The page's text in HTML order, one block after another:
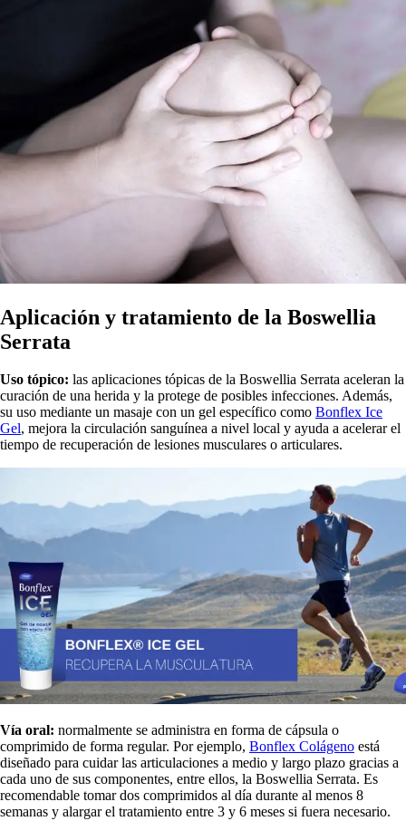
Aplicación y tratamiento de la Boswellia
Serrata
Uso tópico: las aplicaciones tópicas de la Boswellia Serrata aceleran la
curación de una herida y la protege de posibles infecciones. Además,
su uso mediante un masaje con un gel específico como Bonflex Ice
Gel, mejora la circulación sanguínea a nivel local y ayuda a acelerar el
tiempo de recuperación de lesiones musculares o articulares.
Vía oral: normalmente se administra en forma de cápsula o
comprimido de forma regular. Por ejemplo, Bonflex Colágeno está
diseñado para cuidar las articulaciones a medio y largo plazo gracias a
cada uno de sus componentes, entre ellos, la Boswellia Serrata. Es
recomendable tomar dos comprimidos al día durante al menos 8
semanas y alargar el tratamiento entre 3 y 6 meses si fuera necesario.